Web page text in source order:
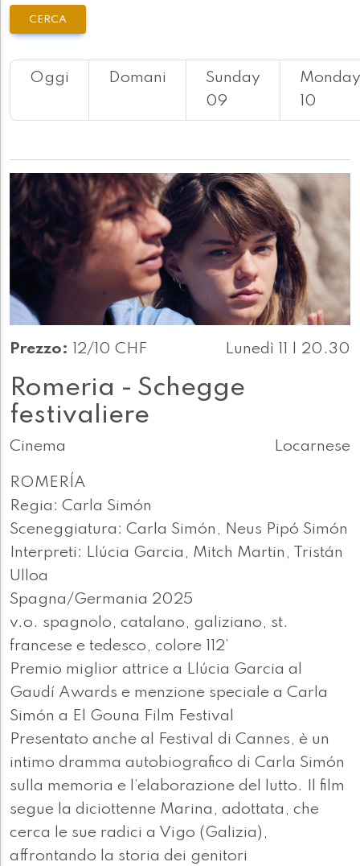
CERCA
Oggi Domani
Sunday
09
Monday
10
Prezzo: 12/10 CHF Lunedì 11 | 20.30
Romeria - Schegge
festivaliere
Cinema Locarnese
ROMERÍA
Regia: Carla Simón
Sceneggiatura: Carla Simón, Neus Pipó Simón
Interpreti: Llúcia Garcia, Mitch Martin, Tristán
Ulloa
Spagna/Germania 2025
v.o. spagnolo, catalano, galiziano, st.
francese e tedesco, colore 112’
Premio miglior attrice a Llúcia Garcia al
Gaudí Awards e menzione speciale a Carla
Simón a El Gouna Film Festival
Presentato anche al Festival di Cannes, è un
intimo dramma autobiografico di Carla Simón
sulla memoria e l’elaborazione del lutto. Il film
segue la diciottenne Marina, adottata, che
cerca le sue radici a Vigo (Galizia),
affrontando la storia dei genitori